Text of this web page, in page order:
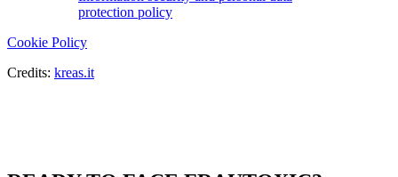
protection policy
Cookie Policy
Credits: kreas.it